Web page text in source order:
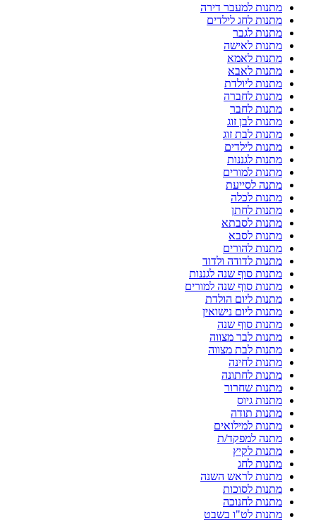
מתנות למעבר דירה
מתנות לחג לילדים
מתנות לגבר
מתנות לאישה
מתנות לאמא
מתנות לאבא
מתנות ליולדת
מתנות לחברה
מתנות לחבר
מתנות לבן זוג
מתנות לבת זוג
מתנות לילדים
מתנות לגננות
מתנות למורים
מתנה לסייעת
מתנות לכלה
מתנות לחתן
מתנות לסבתא
מתנות לסבא
מתנות להורים
מתנות לדודה ולדוד
מתנות סוף שנה לגננות
מתנות סוף שנה למורים
מתנות ליום הולדת
מתנות ליום נישואין
מתנות סוף שנה
מתנות לבר מצווה
מתנות לבת מצווה
מתנות לחינה
מתנות לחתונה
מתנות שחרור
מתנות גיוס
מתנות תודה
מתנות למילואים
מתנה למפקד/ת
מתנות לקיץ
מתנות לחג
מתנות לראש השנה
מתנות לסוכות
מתנות לחנוכה
מתנות לט"ו בשבט